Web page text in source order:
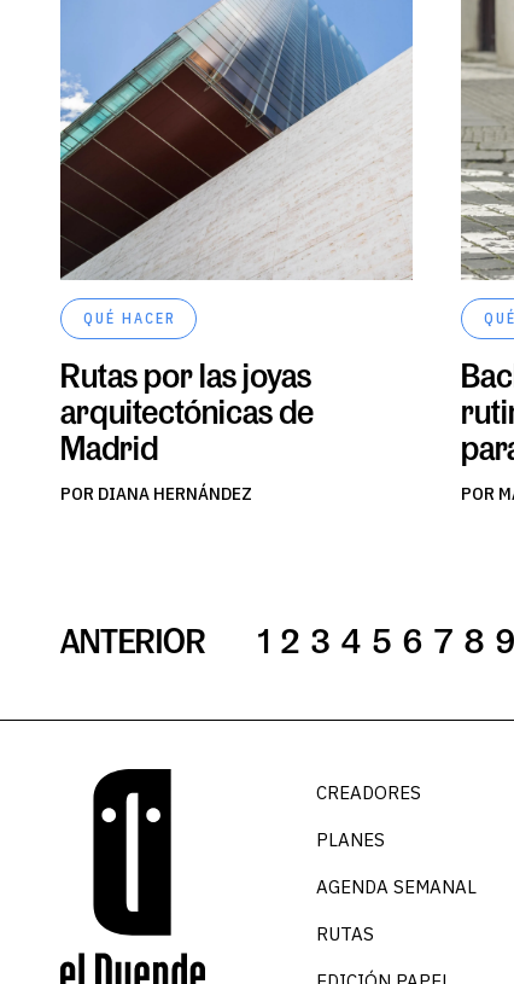
QUÉ HACER
Rutas por las joyas
arquitectónicas de
Madrid
POR DIANA HERNÁNDEZ POR
ANTERIOR 1 2 3 4 5 6 7 8 9
CREADORES
PLANES
AGENDA SEMANAL
RUTAS